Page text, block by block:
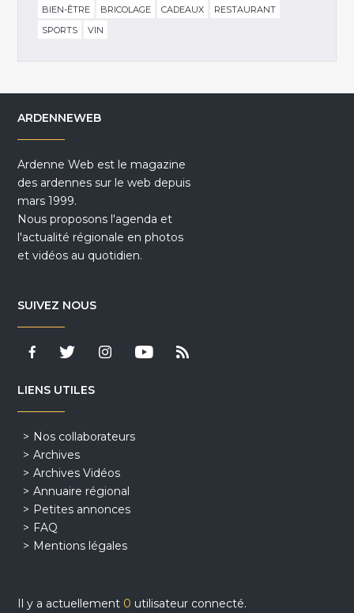
BIEN-ÊTRE
BRICOLAGE CADEAUX
RESTAURANT
SPORTS
VIN
ARDENNEWEB
Ardenne Web est le magazine
des ardennes sur le web depuis
mars 1999.
Nous proposons l'agenda et
l'actualité régionale en photos
et vidéos au quotidien.
SUIVEZ NOUS
LIENS UTILES
Nos collaborateurs
Archives
Archives Vidéos
Annuaire régional
Petites annonces
FAQ
Mentions légales
Il y a actuellement 0 utilisateur connecté.